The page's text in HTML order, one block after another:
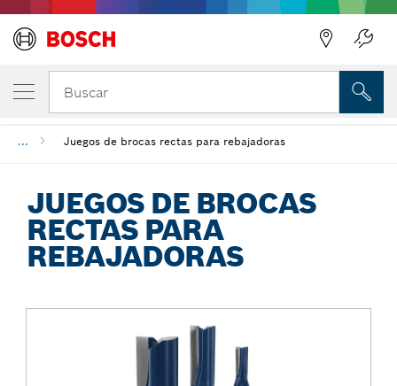
Buscar
... Juegos de brocas rectas para rebajadoras
JUEGOS DE BROCAS
RECTAS PARA
REBAJADORAS
TU VARIANTE SELECCIONADA
Juegos de brocas rectas para rebajadoras